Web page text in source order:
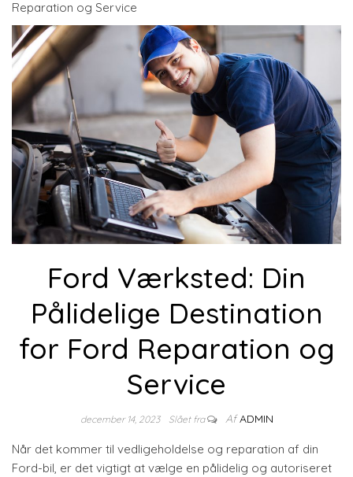
Reparation og Service
Ford Værksted: Din
Pålidelige Destination
for Ford Reparation og
Service
december 14, 2023 Slået fra Af ADMIN
Når det kommer til vedligeholdelse og reparation af din
Ford-bil, er det vigtigt at vælge en pålidelig og autoriseret